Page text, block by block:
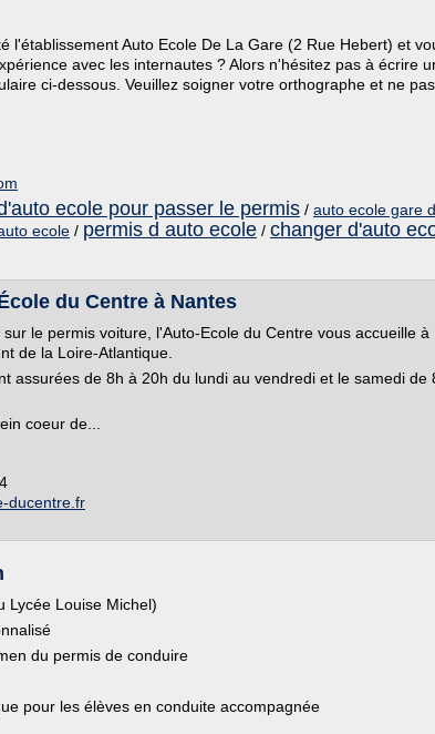
l'établissement Auto Ecole De La Gare (2 Rue Hebert) et
avec les internautes ? Alors n'hésitez pas à écrire
ci-dessous. Veuillez soigner votre orthographe et ne pas
ecole pour passer le permis / auto ecole gare
ecole / permis d auto ecole / changer d'auto
du Centre à Nantes
le permis voiture, l'Auto-Ecole du Centre vous accueille à
de la Loire-Atlantique.
assurées de 8h à 20h du lundi au vendredi et le samedi de
coeur de...
ducentre.fr
Lycée Louise Michel)
du permis de conduire
pour les élèves en conduite accompagnée